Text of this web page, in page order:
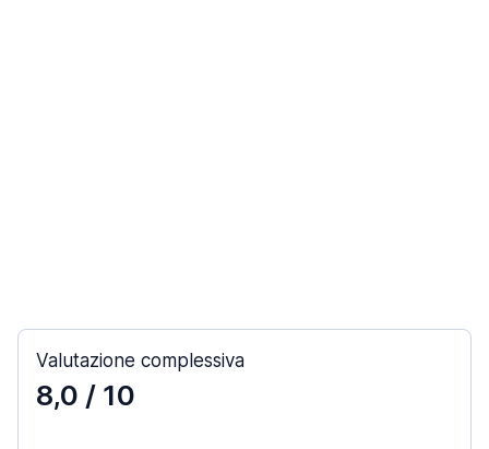
Valutazione complessiva
8,0 / 10